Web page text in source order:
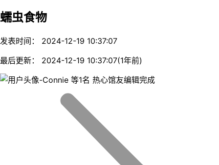
蠕虫食物
发表时间： 2024-12-19 10:37:07
最后更新： 2024-12-19 10:37:07(1年前)
等1名 热心馆友编辑完成